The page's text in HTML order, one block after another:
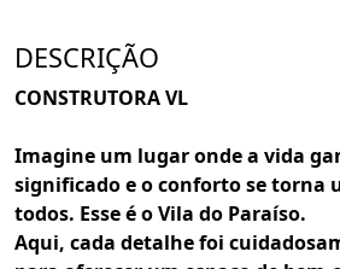
DESCRIÇÃO
CONSTRUTORA VL
Imagine um lugar onde a vida
significado e o conforto se torna
todos. Esse é o Vila do Paraíso.
Aqui, cada detalhe foi